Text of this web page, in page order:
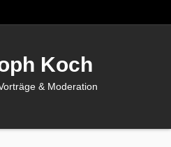
Koch
& Moderation